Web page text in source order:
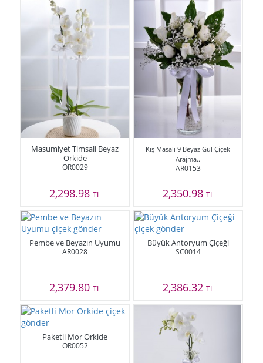
Masumiyet Timsali Beyaz
Orkide
OR0029
2,298.98TL
Kış Masalı 9 Beyaz Gül Çiçek
Arajma..
AR0153
2,350.98 TL
Pembe ve Beyazın Uyumu
AR0028
2,379.80TL
Büyük Antoryum Çiçeği
SC0014
2,386.32 TL
Paketli Mor Orkide
OR0052